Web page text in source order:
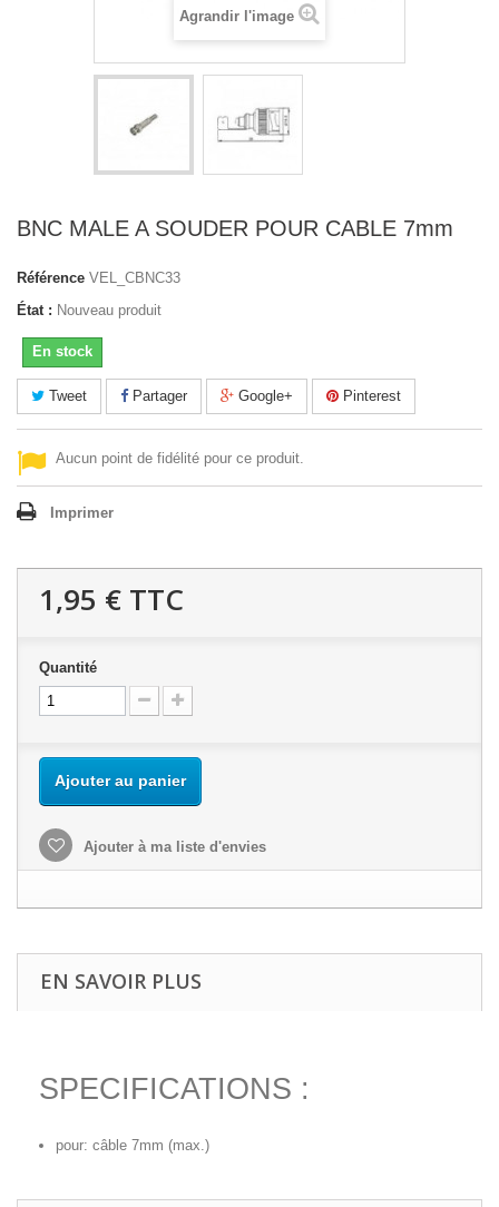
Agrandir l'image
BNC MALE A SOUDER POUR CABLE 7mm
Référence VEL_CBNC33
État : Nouveau produit
En stock
Tweet Partager Google+ Pinterest
Aucun point de fidélité pour ce produit.
Imprimer
1,95 € TTC
Quantité
Ajouter au panier
Ajouter à ma liste d'envies
EN SAVOIR PLUS
SPECIFICATIONS :
pour: câble 7mm (max.)